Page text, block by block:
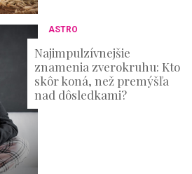
ASTRO
Najimpulzívnejšie
znamenia zverokruhu: Kto
skôr koná, než premýšľa
nad dôsledkami?